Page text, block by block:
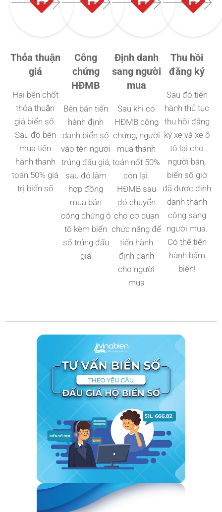
Thỏa thuận
giá
Hai bên chốt
thỏa thuận
giá biển số.
Sau đó bên
mua tiến
hành thanh
toán 50% giá
trị biển số
Công
chứng
HĐMB
Bên bán tiến
hành định
danh biển số
vào tên người
trúng đấu giá,
sau đó làm
hợp đồng
mua bán
công chứng ô
tô kèm biển
số trúng đấu
giá
Định danh
sang người
mua
Sau khi có
HĐMB công
chứng, người
mua thanh
toán nốt 50%
còn lại.
HĐMB sau
đó chuyển
cho cơ quan
chức năng để
tiến hành
định danh
cho người
mua
Thu hồi
đăng ký
Sau đó tiến
hành thủ tục
thu hồi đăng
ký xe và xe ô
tô lại cho
người bán,
biển số giờ
đã được định
danh thành
công sang
người mua.
Có thể tiến
hành bấm
biển!